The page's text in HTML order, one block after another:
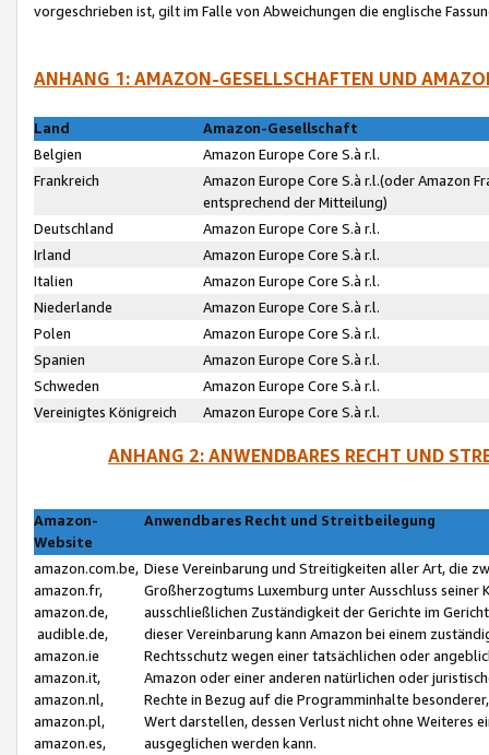
vorgeschrieben ist, gilt im Falle von Abweichungen die englische
ANHANG 1: AMAZON-GESELLSCHAFTEN UND
Land
Amazon-Gesellschaft
Belgien
Amazon Europe Core S.à r.l.
Frankreich
Amazon Europe Core S.à r.l.(oder Amazon
entsprechend der Mitteilung)
Deutschland
Amazon Europe Core S.à r.l.
Irland
Amazon Europe Core S.à r.l.
Italien
Amazon Europe Core S.à r.l.
Niederlande
Amazon Europe Core S.à r.l.
Polen
Amazon Europe Core S.à r.l.
Spanien
Amazon Europe Core S.à r.l.
Schweden
Amazon Europe Core S.à r.l.
Vereinigtes Königreich
Amazon Europe Core S.à r.l.
ANHANG 2: ANWENDBARES RECHT UND
Amazon-
Website
Anwendbares Recht und Streitbeilegung
amazon.com.be,
amazon.fr,
amazon.de,
audible.de,
amazon.ie
amazon.it,
amazon.nl,
amazon.pl,
amazon.es,
Diese Vereinbarung und Streitigkeiten aller Art, die
Großherzogtums Luxemburg unter Ausschluss
ausschließlichen Zuständigkeit der Gerichte im
dieser Vereinbarung kann Amazon bei einem
Rechtsschutz wegen einer tatsächlichen oder
Amazon oder einer anderen natürlichen oder
Rechte in Bezug auf die Programminhalte
Wert darstellen, dessen Verlust nicht ohne Weiteres
ausgeglichen werden kann.